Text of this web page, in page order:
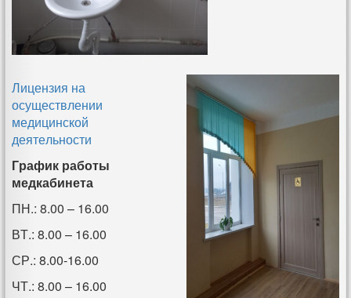
Лицензия на
осуществлении
медицинской
деятельности
График работы
медкабинета
ПН.: 8.00 – 16.00
ВТ.: 8.00 – 16.00
СР.: 8.00-16.00
ЧТ.: 8.00 – 16.00